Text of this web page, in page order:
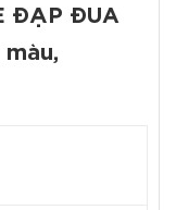
ĐẠP ĐUA
màu,